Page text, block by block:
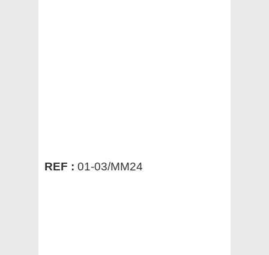
REF : 01-03/MM24